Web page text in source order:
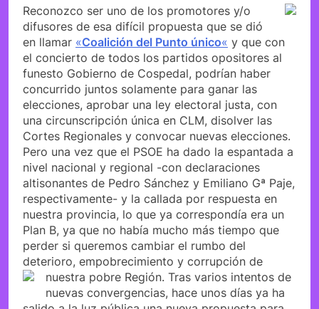
Reconozco ser uno de los promotores y/o
difusores de esa difícil propuesta que se dió
en llamar «Coalición del Punto único« y que con
el concierto de todos los partidos opositores al
funesto Gobierno de Cospedal, podrían haber
concurrido juntos solamente para ganar las
elecciones, aprobar una ley electoral justa, con
una circunscripción única en CLM, disolver las
Cortes Regionales y convocar nuevas elecciones.
Pero una vez que el PSOE ha dado la espantada a
nivel nacional y regional -con declaraciones
altisonantes de Pedro Sánchez y Emiliano Gª Paje,
respectivamente- y la callada por respuesta en
nuestra provincia, lo que ya correspondía era un
Plan B, ya que no había mucho más tiempo que
perder si queremos cambiar el rumbo del
deterioro, empobrecimiento y corrupción de
nuestra pobre Región. Tras varios intentos de
nuevas convergencias, hace unos días ya ha